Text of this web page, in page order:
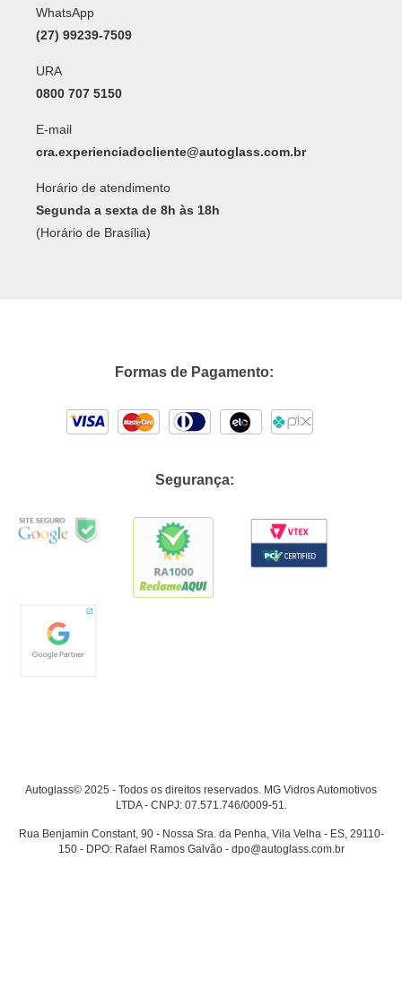
WhatsApp
(27) 99239-7509
URA
0800 707 5150
E-mail
cra.experienciadocliente@autoglass.com.br
Horário de atendimento
Segunda a sexta de 8h às 18h
(Horário de Brasília)
Formas de Pagamento:
Segurança:
Autoglass© 2025 - Todos os direitos reservados. MG Vidros Automotivos
LTDA - CNPJ: 07.571.746/0009-51.
Rua Benjamin Constant, 90 - Nossa Sra. da Penha, Vila Velha - ES, 29110-
150 - DPO: Rafael Ramos Galvão - dpo@autoglass.com.br